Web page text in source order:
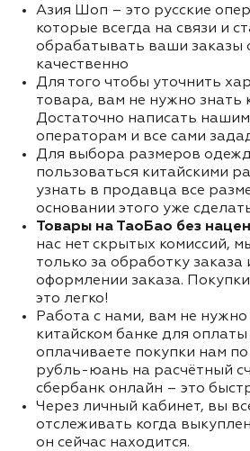
Азия Шоп – это русские
которые всегда на связи и
обрабатывать ваши заказы
качественно
Для того чтобы уточнить
товара, вам не нужно знать
Достаточно написать нашим
операторам и все сами
Для выбора размеров
пользоваться китайскими
узнать в продавца все
основании этого уже
Товары на ТаоБао без
нас нет скрытых комиссий,
только за обработку
оформлении заказа.
это легко!
Работа с нами, вам не нужно
китайском банке для
оплачиваете покупки нам по
рубль-юань на расчётный
сбербанк онлайн – это
Через личный кабинет, вы
отслеживать когда
он сейчас находится.